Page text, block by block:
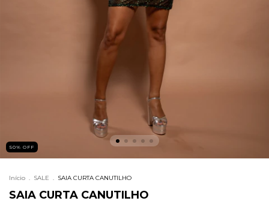
50% OFF
Início . SALE . SAIA CURTA CANUTILHO
SAIA CURTA CANUTILHO